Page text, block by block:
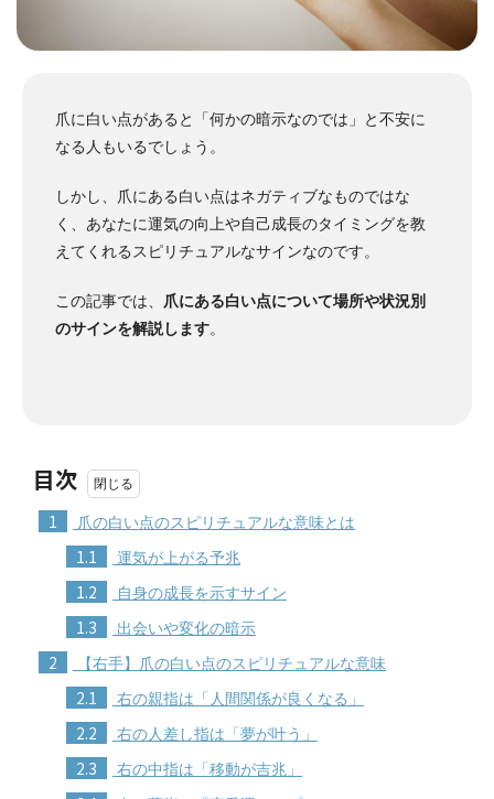
爪に白い点があると「何かの暗示なのでは」と不安に
なる人もいるでしょう。
しかし、爪にある白い点はネガティブなものではな
く、あなたに運気の向上や自己成長のタイミングを教
えてくれるスピリチュアルなサインなのです。
この記事では、
爪にある白い点について場所や状況別
のサインを解説します。
目次
1 爪の白い点のスピリチュアルな意味とは
1.1 運気が上がる予兆
1.2 自身の成長を示すサイン
1.3 出会いや変化の暗示
2 【右手】爪の白い点のスピリチュアルな意味
2.1 右の親指は「人間関係が良くなる」
2.2 右の人差し指は「夢が叶う」
2.3 右の中指は「移動が吉兆」